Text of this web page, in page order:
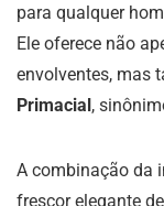
para qualquer
Ele oferece não
envolventes, mas
Primacial,
A combinação da
frescor elegante